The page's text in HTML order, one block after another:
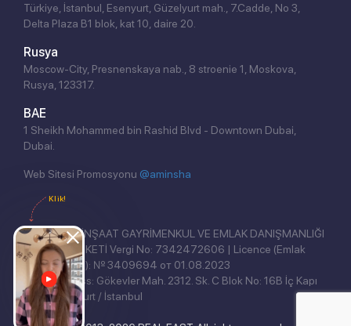
Türkiye, İstanbul, Esenyurt, Güzelyurt mah., 7.Cadde, No 3,
Delta Plaza B1 blok, kat 10, daire 20.
Rusya
Moscow-City, Presnenskaya nab., 8 stroenie 1, Moskova,
Rusya, 123317.
BAE
1 Sheikh Mohammed bin Rashid Blvd - Downtown Dubai,
Dubai.
Web Sitesi Promosyonu @aminsha
REAL EAST İNŞAAT GAYRİMENKUL VE EMLAK DANIŞMANLIĞI
ANONİM ŞİRKETİ Vergi No: 7342472606 | Licence (Emlak
Yetki Belgesi): № 3409694 от 01.08.2023
Legal address: Gökevler Mah. 2312. Sk. C Blok No: 16B İç Kapı
No: 3, Esenyurt / İstanbul
Klik!